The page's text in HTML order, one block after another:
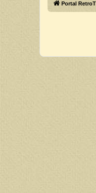
Portal